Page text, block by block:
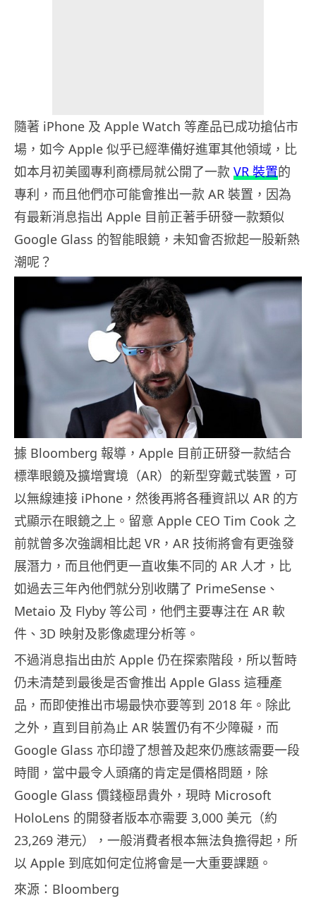
隨著 iPhone 及 Apple Watch 等產品已成功搶佔市
場，如今 Apple 似乎已經準備好進軍其他領域，比
如本月初美國專利商標局就公開了一款 VR 裝置的
專利，而且他們亦可能會推出一款 AR 裝置，因為
有最新消息指出 Apple 目前正著手研發一款類似
Google Glass 的智能眼鏡，未知會否掀起一股新熱
潮呢？
據 Bloomberg 報導，Apple 目前正研發一款結合
標準眼鏡及擴增實境（AR）的新型穿戴式裝置，可
以無線連接 iPhone，然後再將各種資訊以 AR 的方
式顯示在眼鏡之上。留意 Apple CEO Tim Cook 之
前就曾多次強調相比起 VR，AR 技術將會有更強發
展潛力，而且他們更一直收集不同的 AR 人才，比
如過去三年內他們就分別收購了 PrimeSense、
Metaio 及 Flyby 等公司，他們主要專注在 AR 軟
件、3D 映射及影像處理分析等。
不過消息指出由於 Apple 仍在探索階段，所以暫時
仍未清楚到最後是否會推出 Apple Glass 這種產
品，而即使推出市場最快亦要等到 2018 年。除此
之外，直到目前為止 AR 裝置仍有不少障礙，而
Google Glass 亦印證了想普及起來仍應該需要一段
時間，當中最令人頭痛的肯定是價格問題，除
Google Glass 價錢極昂貴外，現時 Microsoft
HoloLens 的開發者版本亦需要 3,000 美元（約
23,269 港元），一般消費者根本無法負擔得起，所
以 Apple 到底如何定位將會是一大重要課題。
來源：Bloomberg